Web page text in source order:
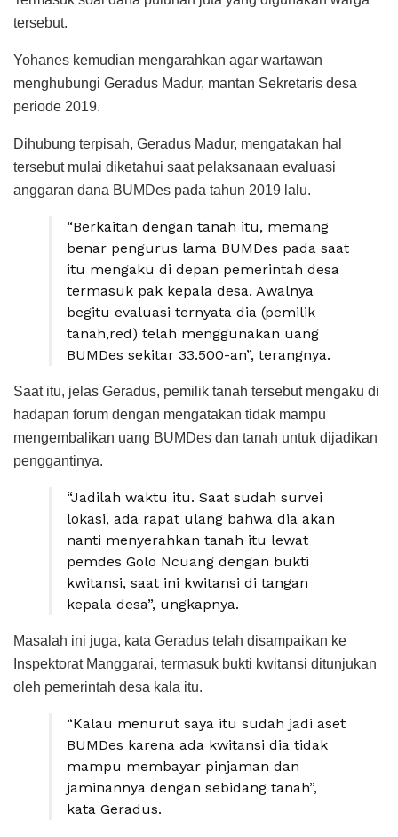
tersebut.
Yohanes kemudian mengarahkan agar wartawan
menghubungi Geradus Madur, mantan Sekretaris desa
periode 2019.
Dihubung terpisah, Geradus Madur, mengatakan hal
tersebut mulai diketahui saat pelaksanaan evaluasi
anggaran dana BUMDes pada tahun 2019 lalu.
“Berkaitan dengan tanah itu, memang
benar pengurus lama BUMDes pada saat
itu mengaku di depan pemerintah desa
termasuk pak kepala desa. Awalnya
begitu evaluasi ternyata dia (pemilik
tanah,red) telah menggunakan uang
BUMDes sekitar 33.500-an”, terangnya.
Saat itu, jelas Geradus, pemilik tanah tersebut mengaku di
hadapan forum dengan mengatakan tidak mampu
mengembalikan uang BUMDes dan tanah untuk dijadikan
penggantinya.
“Jadilah waktu itu. Saat sudah survei
lokasi, ada rapat ulang bahwa dia akan
nanti menyerahkan tanah itu lewat
pemdes Golo Ncuang dengan bukti
kwitansi, saat ini kwitansi di tangan
kepala desa”, ungkapnya.
Masalah ini juga, kata Geradus telah disampaikan ke
Inspektorat Manggarai, termasuk bukti kwitansi ditunjukan
oleh pemerintah desa kala itu.
“Kalau menurut saya itu sudah jadi aset
BUMDes karena ada kwitansi dia tidak
mampu membayar pinjaman dan
jaminannya dengan sebidang tanah”,
kata Geradus.